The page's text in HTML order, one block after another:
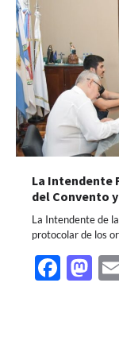
La Intendente
del Convento
La Intendente de
protocolar de los